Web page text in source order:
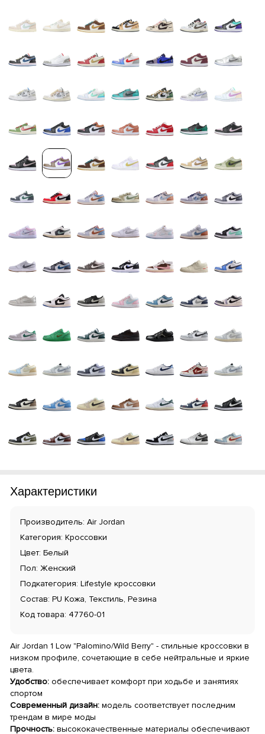
Характеристики
Производитель: Air Jordan
Категория: Кроссовки
Цвет: Белый
Пол: Женский
Подкатегория: Lifestyle кроссовки
Состав: PU Кожа, Текстиль, Резина
Код товара: 47760-01
Air Jordan 1 Low "Palomino/Wild Berry" - стильные кроссовки в
низком профиле, сочетающие в себе нейтральные и яркие
цвета.
Удобство: обеспечивает комфорт при ходьбе и занятиях
спортом
Современный дизайн: модель соответствует последним
трендам в мире моды
Прочность: высококачественные материалы обеспечивают